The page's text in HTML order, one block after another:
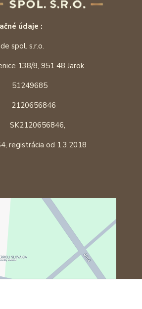
údaje :
spol. s.r.o.
138/8, 951 48 Jarok
51249685
2120656846
SK2120656846,
registrácia od 1.3.2018